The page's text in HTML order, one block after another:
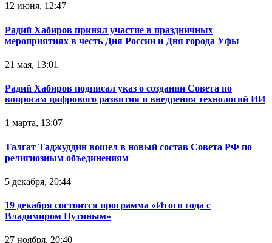
12 июня, 12:47
Радий Хабиров принял участие в праздничных
мероприятиях в честь Дня России и Дня города Уфы
21 мая, 13:01
Радий Хабиров подписал указ о создании Совета по
вопросам цифрового развития и внедрения технологий ИИ
1 марта, 13:07
Талгат Таджуддин вошел в новый состав Совета РФ по
религиозным объединениям
5 декабря, 20:44
19 декабря состоится программа «Итоги года с
Владимиром Путиным»
27 ноября, 20:40